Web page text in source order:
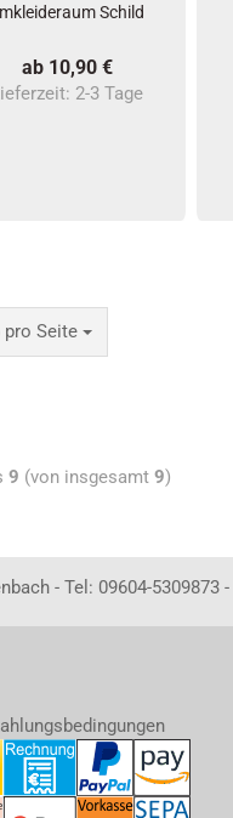
Schild
ab 10,90 €
2-3 Tage
pro Seite
9 (von insgesamt9)
- Tel: 09604-5309873 -